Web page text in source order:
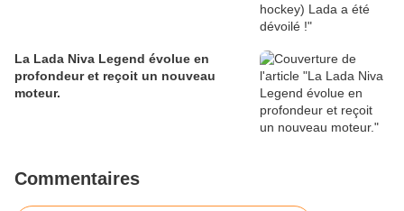
La Lada Niva Legend évolue en
profondeur et reçoit un nouveau
moteur.
Commentaires